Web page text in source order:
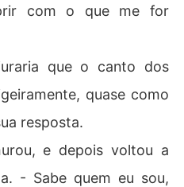
com o que me for
que o canto dos
quase como
resposta.
e depois voltou a
- Sabe quem eu sou,